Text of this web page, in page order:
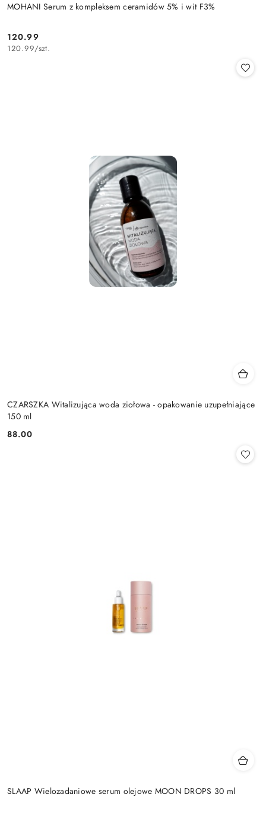
MOHANI Serum z kompleksem ceramidów 5% i wit F3%
Cena:
120.99
120.99/szt.
CZARSZKA Witalizująca woda ziołowa - opakowanie uzupełniające
150 ml
Cena:
88.00
SLAAP Wielozadaniowe serum olejowe MOON DROPS 30 ml